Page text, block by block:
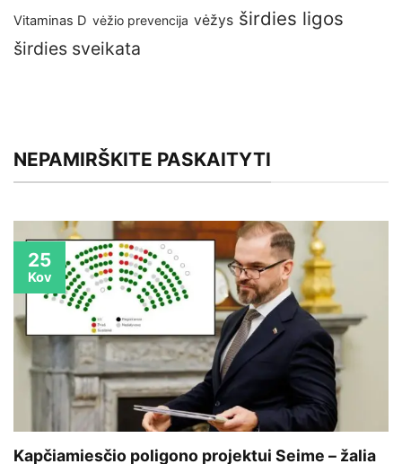
Vitaminas D vėžio prevencija vėžys širdies ligos
širdies sveikata
NEPAMIRŠKITE PASKAITYTI
Kapčiamiesčio poligono projektui Seime – žalia
25
Kov